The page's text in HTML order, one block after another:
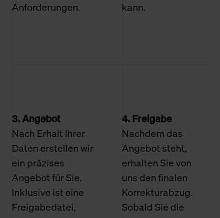
Anforderungen.
kann.
3. Angebot
Nach Erhalt Ihrer
Daten erstellen wir
ein präzises
Angebot für Sie.
Inklusive ist eine
Freigabedatei,
4. Freigabe
Nachdem das
Angebot steht,
erhalten Sie von
uns den finalen
Korrekturabzug.
Sobald Sie die